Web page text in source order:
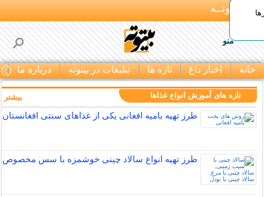
بـیتوتــه
منو
خانه اخبار داغ تازه ها تبلیغات در بیتوته درباره ما
تازه های آموزش انواع غذاها
طرز تهیه بامیه افغانی یکی از غذاهای سنتی افغانستان
طرز تهیه انواع سالاد چینی خوشمزه با سس مخصوص
بیشتر